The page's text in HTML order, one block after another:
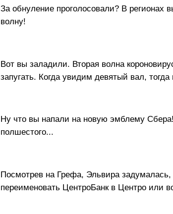
За обнуление проголосовали? В регионах
волну!
Вот вы заладили. Вторая волна
запугать. Когда увидим девятый вал,
Ну что вы напали на новую эмблему
полшестого...
Посмотрев на Грефа, Эльвира
переименовать ЦентроБанк в Центро или